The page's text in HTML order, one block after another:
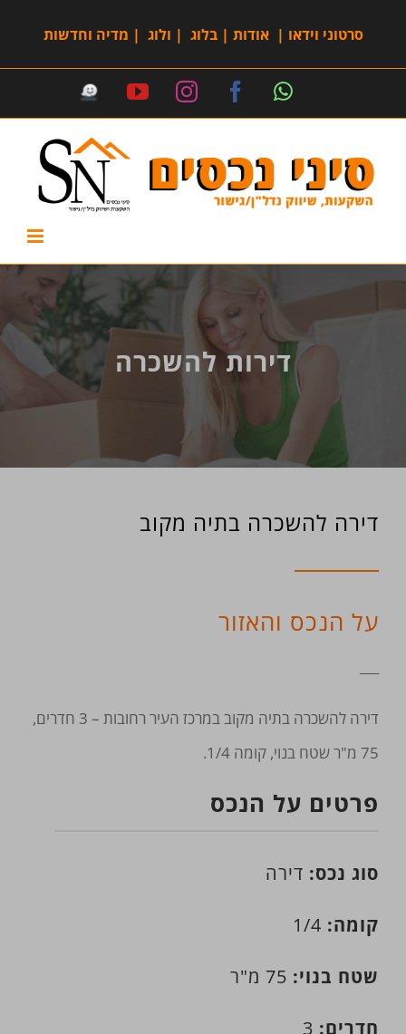
סרטוני וידאו |אודות |בלוג | ולוג | מדיה וחדשות
דירות להשכרה
דירה להשכרה בתיה מקוב
על הנכס והאזור
דירה להשכרה בתיה מקוב במרכז העיר רחובות – 3 חדרים,
75 מ"ר שטח בנוי, קומה 1/4.
פרטים על הנכס
סוג נכס: דירה
קומה:
שטח בנוי: 75 מ"ר
חדרים: 3